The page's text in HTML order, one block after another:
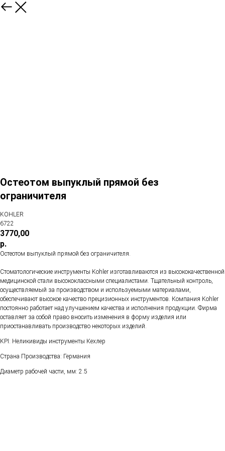
Остеотом выпуклый прямой без
ограничителя
KOHLER
6722
3770,00
р.
Остеотом выпуклый прямой без ограничителя.
Стоматологические инструменты Kohler изготавливаются из высококачественной
медицинской стали высококлассными специалистами. Тщательный контроль,
осуществляемый за производством и используемыми материалами,
обеспечивают высокое качество прецизионных инструментов. Компания Kohler
постоянно работает над улучшением качества и исполнения продукции. Фирма
оставляет за собой право вносить изменения в форму изделия или
приостанавливать производство некоторых изделий.
KPI: Неликивиды инструменты Кехлер
Страна Производства: Германия
Диаметр рабочей части, мм: 2.5